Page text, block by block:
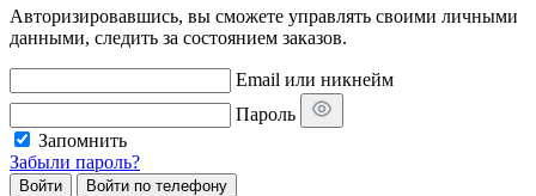
Авторизировавшись, вы сможете управлять своими личными
данными, следить за состоянием заказов.
Email или никнейм
Пароль
Запомнить
Забыли пароль?
Войти Войти по телефону